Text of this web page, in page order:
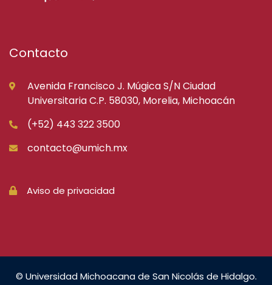
Contacto
Avenida Francisco J. Múgica S/N Ciudad
Universitaria C.P. 58030, Morelia, Michoacán
(+52) 443 322 3500
contacto@umich.mx
Aviso de privacidad
© Universidad Michoacana de San Nicolás de Hidalgo.